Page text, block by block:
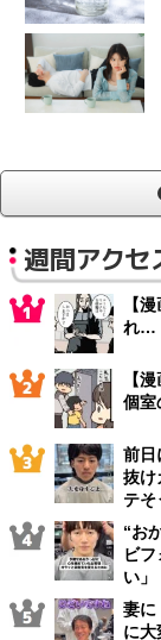
週間アクセ
【
れ…
【
個室
前日
抜け
テそ
“お
ビ
い」
妻
に